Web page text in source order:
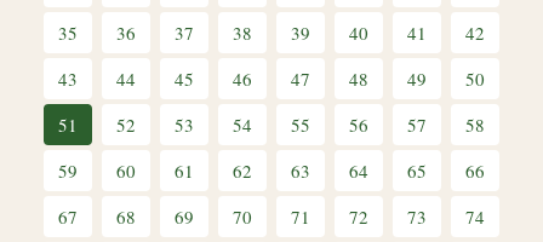
35
36 37 38 39 40 41
42
43
44 45 46 47 48 49
50
51
52 53 54 55 56 57
58
59
60 61 62 63 64 65
66
67
68 69 70 71 72 73
74